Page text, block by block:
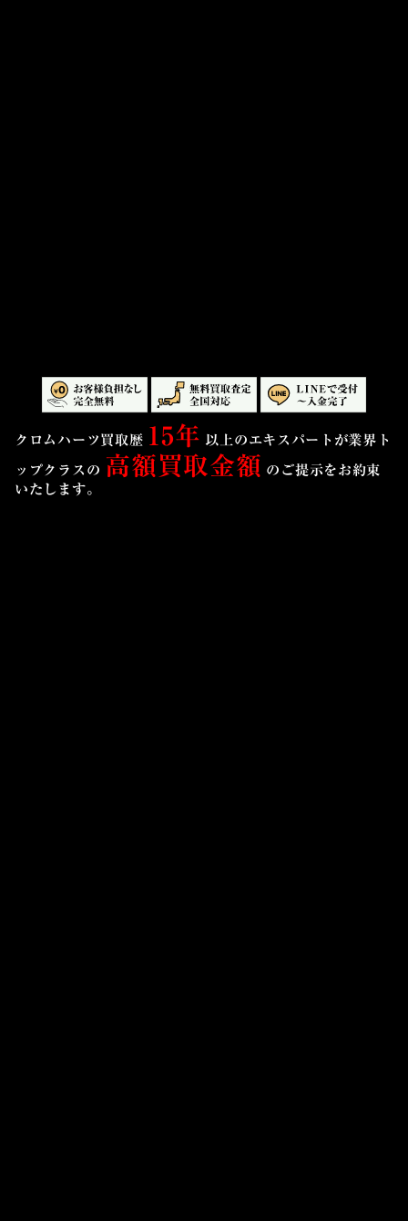
クロムハーツ買取歴 15年 以上のエキスパートが業界ト
ップクラスの 高額買取金額 のご提示をお約束
いたします。